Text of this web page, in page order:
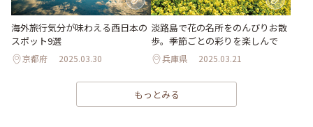
海外旅行気分が味わえる西日本の
スポット9選
京都府 2025.03.30
淡路島で花の名所をのんびりお散
歩。季節ごとの彩りを楽しんで
兵庫県 2025.03.21
もっとみる